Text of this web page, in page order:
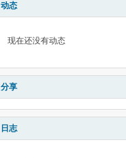
动态
现在还没有动态
分享
日志